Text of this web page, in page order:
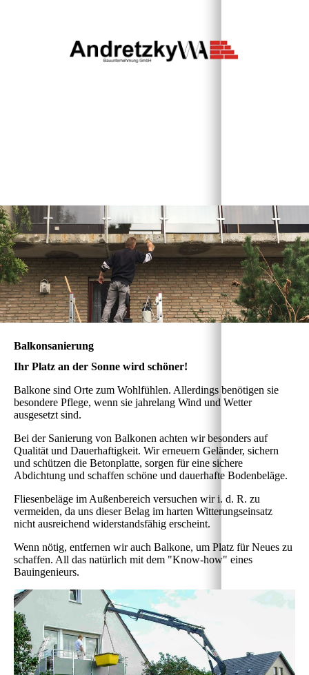
Balkonsanierung
Ihr Platz an der Sonne wird schöner!
Balkone sind Orte zum Wohlfühlen. Allerdings benötigen sie
besondere Pflege, wenn sie jahrelang Wind und Wetter
ausgesetzt sind.
Bei der Sanierung von Balkonen achten wir besonders auf
Qualität und Dauerhaftigkeit. Wir erneuern Geländer, sichern
und schützen die Betonplatte, sorgen für eine sichere
Abdichtung und schaffen schöne und dauerhafte Bodenbeläge.
Fliesenbeläge im Außenbereich versuchen wir i. d. R. zu
vermeiden, da uns dieser Belag im harten Witterungseinsatz
nicht ausreichend widerstandsfähig erscheint.
Wenn nötig, entfernen wir auch Balkone, um Platz für Neues zu
schaffen. All das natürlich mit dem "Know-how" eines
Bauingenieurs.